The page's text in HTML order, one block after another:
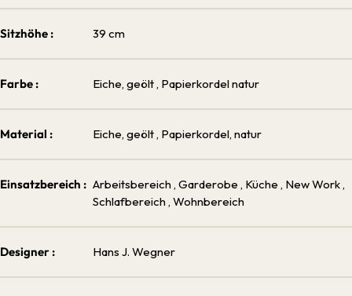
Sitzhöhe : 39 cm
Farbe : Eiche, geölt , Papierkordel natur
Material : Eiche, geölt , Papierkordel, natur
Einsatzbereich : Arbeitsbereich , Garderobe , Küche , New Work ,
Schlafbereich , Wohnbereich
Designer : Hans J. Wegner